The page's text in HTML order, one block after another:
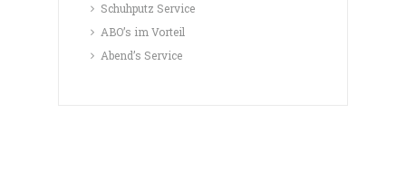
Schuhputz Service
ABO’s im Vorteil
Abend’s Service